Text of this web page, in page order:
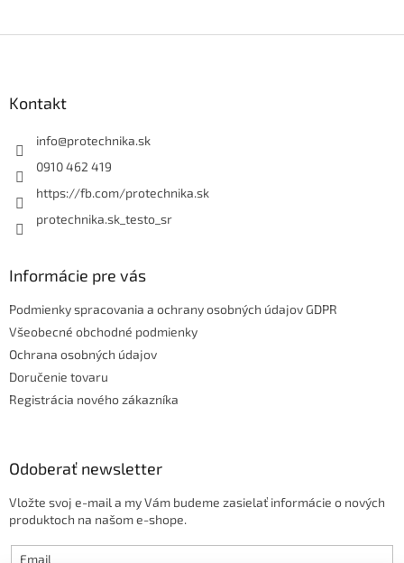
Kontakt
info@protechnika.sk
0910 462 419
https://fb.com/protechnika.sk
protechnika.sk_testo_sr
Informácie pre vás
Podmienky spracovania a ochrany osobných údajov GDPR
Všeobecné obchodné podmienky
Ochrana osobných údajov
Doručenie tovaru
Registrácia nového zákazníka
Odoberať newsletter
Vložte svoj e-mail a my Vám budeme zasielať informácie o nových
produktoch na našom e-shope.
Email